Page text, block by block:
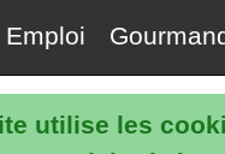
utilise les
Emploi